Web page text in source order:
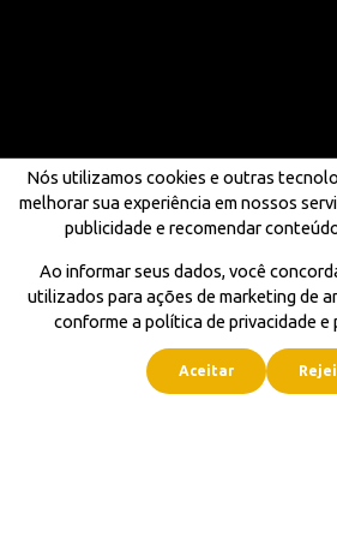
Nós utilizamos cookies e outras
melhorar sua experiência em nossos
publicidade e recomendar
Ao informar seus dados, você
utilizados para ações de marketing de
conforme a política de privacidade e
Aceitar